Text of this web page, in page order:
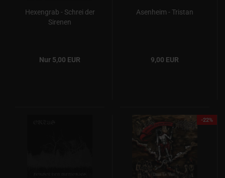
Hexengrab - Schrei der
Sirenen
Nur 5,00 EUR
Asenheim - Tristan
9,00 EUR
-22%